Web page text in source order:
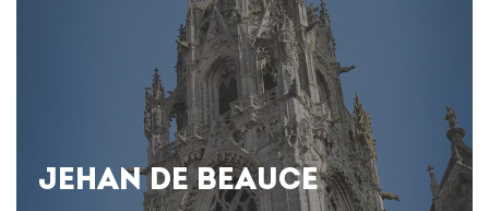
JEHAN DE BEAUCE